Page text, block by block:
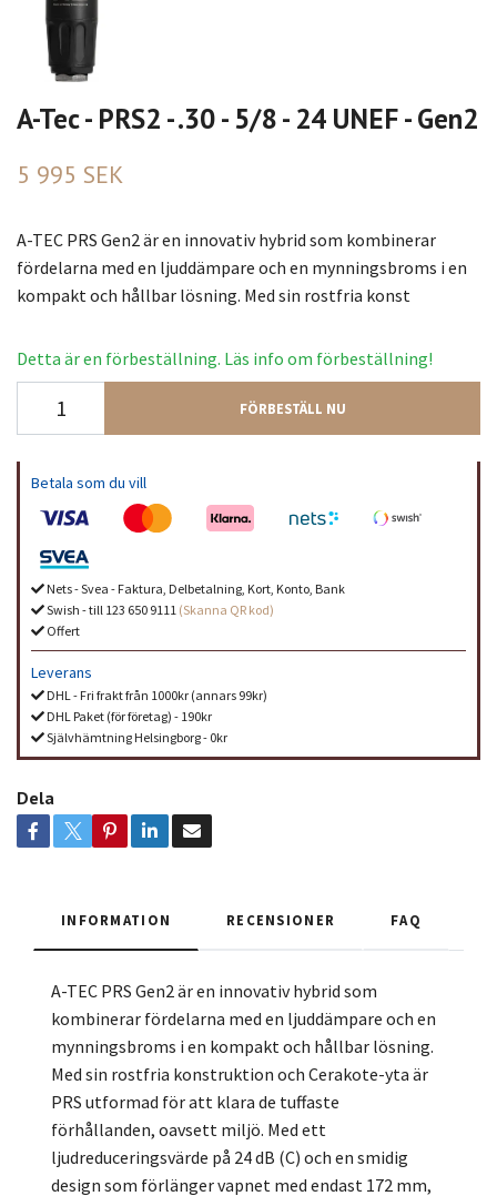
A-Tec - PRS2 - .30 - 5/8 - 24 UNEF - Gen2
5 995 SEK
A-TEC PRS Gen2 är en innovativ hybrid som kombinerar
fördelarna med en ljuddämpare och en mynningsbroms i en
kompakt och hållbar lösning. Med sin rostfria konst
Detta är en förbeställning. Läs info om förbeställning!
FÖRBESTÄLL NU
Betala som du vill
Nets - Svea - Faktura, Delbetalning, Kort, Konto, Bank
Swish - till 123 650 9111 (Skanna QR kod)
Offert
Leverans
DHL - Fri frakt från 1000kr (annars 99kr)
DHL Paket (för företag) - 190kr
Självhämtning Helsingborg - 0kr
Dela
INFORMATION RECENSIONER FAQ
A-TEC PRS Gen2 är en innovativ hybrid som
kombinerar fördelarna med en ljuddämpare och en
mynningsbroms i en kompakt och hållbar lösning.
Med sin rostfria konstruktion och Cerakote-yta är
PRS utformad för att klara de tuffaste
förhållanden, oavsett miljö. Med ett
ljudreduceringsvärde på 24 dB (C) och en smidig
design som förlänger vapnet med endast 172 mm,